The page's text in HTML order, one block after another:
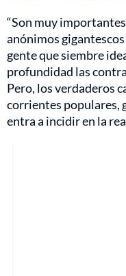
“Son muy
anónimos
gente que siembre
profundidad las
Pero, los verdaderos
corrientes populares,
entra a incidir en la